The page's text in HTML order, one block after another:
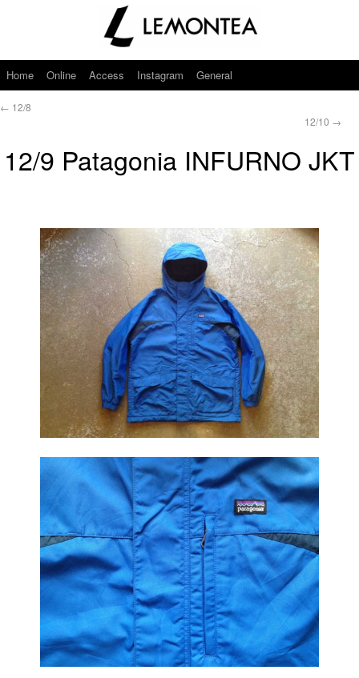
Home Online Access Instagram General
← 12/8
12/10 →
12/9 Patagonia INFURNO JKT